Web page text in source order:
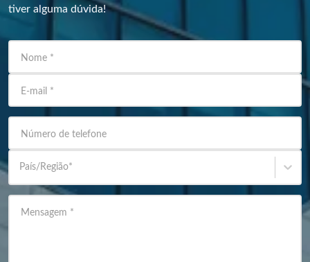
tiver alguma dúvida!
Nome *
E-mail *
Número de telefone
País/Região*
Mensagem *